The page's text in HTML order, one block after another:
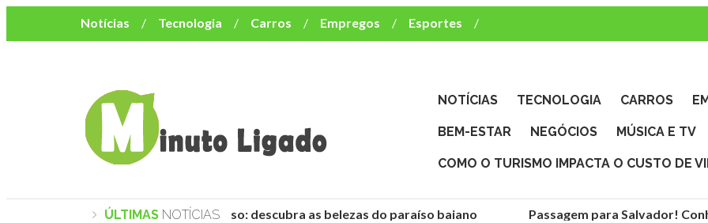
Notícias Tecnologia Carros Empregos
Esportes
Mulher
Bem-Estar Negócios
Música e TV
NOTÍCIAS TECNOLOGIA CARROS
BEM-ESTAR NEGÓCIOS MÚSICA E TV
COMO O TURISMO IMPACTA O CUSTO DE
ÚLTIMAS NOTÍCIAS
Praias de Trancoso: descubra as belezas do paraíso baiano Passagem para Salvador!